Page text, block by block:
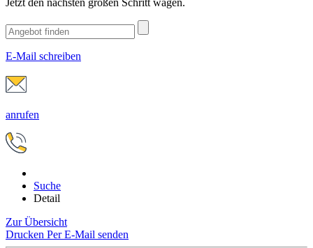
Jetzt den nächsten großen Schritt wagen.
E-Mail schreiben
anrufen
Suche
Detail
Zur Übersicht
Drucken Per E-Mail senden